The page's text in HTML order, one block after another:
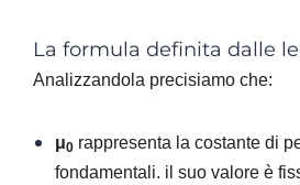
La formula definita dalle
Analizzandola precisiamo che:
μ0 rappresenta la costante di
fondamentali. il suo valore è